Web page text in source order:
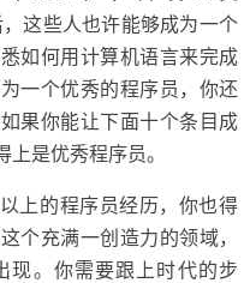
，这些人也许能够成为一个
如何用计算机语言来完成
一个优秀的程序员，你还
果你能让下面十个条目成
是优秀程序员。
上的程序员经历，你也得
个充满一创造力的领域，
现。你需要跟上时代的步